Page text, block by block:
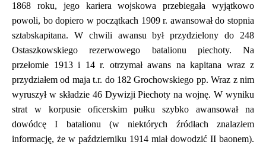
1868 roku, jego kariera wojskowa przebiegała wyjątkowo
powoli, bo dopiero w początkach 1909 r. awansował do stopnia
sztabskapitana. W chwili awansu był przydzielony do 248
Ostaszkowskiego rezerwowego batalionu piechoty. Na
przełomie 1913 i 14 r. otrzymał awans na kapitana wraz z
przydziałem od maja t.r. do 182 Grochowskiego pp. Wraz z nim
wyruszył w składzie 46 Dywizji Piechoty na wojnę. W wyniku
strat w korpusie oficerskim pułku szybko awansował na
dowódcę I batalionu (w niektórych źródłach znalazłem
informację, że w październiku 1914 miał dowodzić II baonem).